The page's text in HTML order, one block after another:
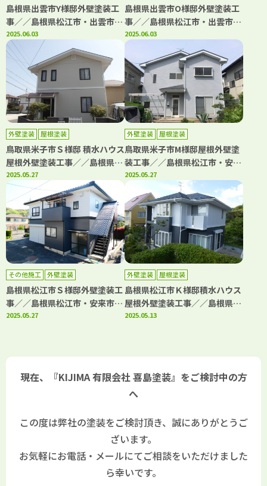
島根県出雲市Y様邸外壁塗装工
事／／島根県松江市・出雲市・
大田市・雲南市・鳥取県米子
市・境港市の「きじま塗装」
2025.06.03
島根県出雲市O様邸外壁塗装工
事／／島根県松江市・出雲市・
大田市・雲南市・鳥取県米子
市・境港市の「きじま塗装」
2025.06.03
外壁塗装 屋根塗装
鳥取県米子市Ｓ様邸 積水ハウス
屋根外壁塗装工事／／島根県松
江市・安来市・出雲市・大田
市・雲南市 鳥取県米子市・境
港市の「きじま塗装」
2025.05.27
外壁塗装 屋根塗装
鳥取県米子市M様邸屋根外壁塗
装工事／／島根県松江市・安来
市・出雲市・大田市・雲南市
鳥取県米子市・境港市の「きじ
ま塗装」
2025.05.27
その他施工 外壁塗装
島根県松江市Ｓ様邸外壁塗装工
事／／島根県松江市・安来市・
出雲市・大田市・雲南市 鳥取
2025.05.27
外壁塗装 屋根塗装
島根県松江市Ｋ様邸積水ハウス
屋根外壁塗装工事／／島根県松
江市・安来市・出雲市・大田
2025.05.13
現在、『KIJIMA 有限会社 喜島塗装』をご検討中の方
へ
この度は弊社の塗装をご検討頂き、誠にありがとうご
ざいます。
お気軽にお電話・メールにてご相談をいただけました
ら幸いです。